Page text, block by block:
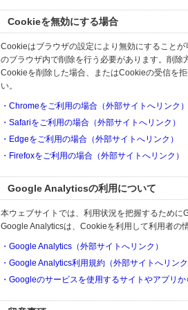
Cookieを無効にする場合
Cookieはブラウザの設定により無効にすること
のブラウザ内で削除を行う必要があります。削除
Cookieを削除した場合、またはCookieの受信を
い。
・Chromeをご利用の場合（外部サイトへリンク）
・Safariをご利用の場合（外部サイトへリンク）
・Edgeをご利用の場合（外部サイトへリンク）
・Firefoxをご利用の場合（外部サイトへリンク）
Google Analyticsの利用について
本ウェブサイトでは、利用状況を把握するために
Google Analyticsは、Cookieを利用して利用者の
・Google Analytics（外部サイトへリンク）
・Google Analytics利用規約（外部サイトへリンク
・Googleのサービスを使用するサイトやアプリ